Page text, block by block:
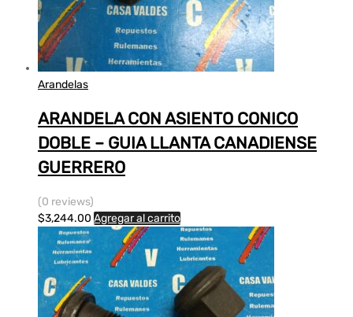
Arandelas
ARANDELA CON ASIENTO CONICO
DOBLE – GUIA LLANTA CANADIENSE
GUERRERO
(0 reviews)
$3,244.00 Agregar al carrito